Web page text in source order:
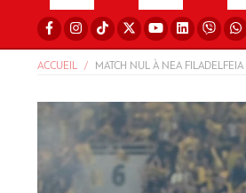
ACCUEIL MATCH NUL À NEA FILADELFEIA